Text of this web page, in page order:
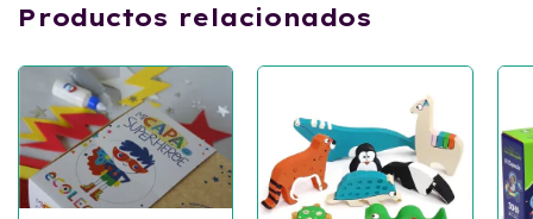
Productos relacionados